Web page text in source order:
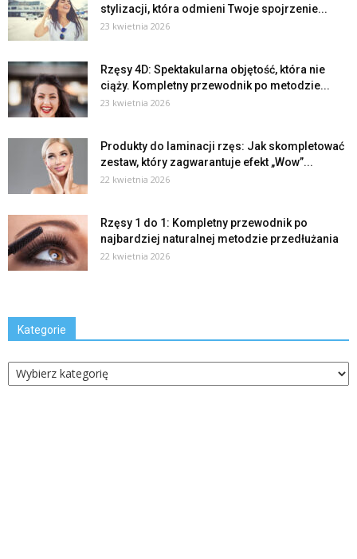
stylizacji, która odmieni Twoje spojrzenie...
23 kwietnia 2026
Rzęsy 4D: Spektakularna objętość, która nie
ciąży. Kompletny przewodnik po metodzie...
23 kwietnia 2026
Produkty do laminacji rzęs: Jak skompletować
zestaw, który zagwarantuje efekt „Wow”...
22 kwietnia 2026
Rzęsy 1 do 1: Kompletny przewodnik po
najbardziej naturalnej metodzie przedłużania
22 kwietnia 2026
Kategorie
Kategorie